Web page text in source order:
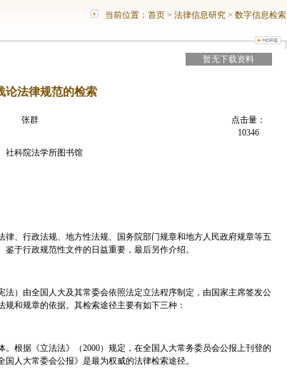
当前位置： 首页 > 法律信息研究 > 数字信息检索
暂无下载资料
论法律规范的检索
张群
点击量：
10346
社科院法学所图书馆
、行政法规、地方性法规、国务院部门规章和地方人民政府规章等五
于行政规范性文件的日益重要，最后另作介绍。
）由全国人大及其常委会依照法定立法程序制定，由国家主席签发公
和规章的依据。其检索途径主要有如下三种：
根据《立法法》（2000）规定，在全国人大常务委员会公报上刊登的
人大常委会公报》是最为权威的法律检索途径。